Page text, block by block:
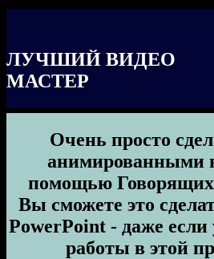
ЛУЧШИЙ ВИДЕО
МАСТЕР
Очень просто
анимированными
помощью
Вы сможете это
PowerPoint - даже если
работы в этой